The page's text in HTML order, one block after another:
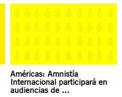
Américas: Amnistía
Internacional participará en
audiencias de ...